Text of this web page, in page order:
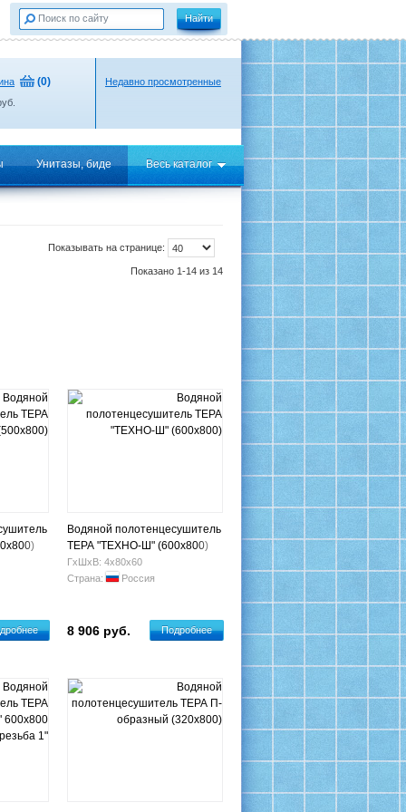
(0) Недавно просмотренные
Унитазы, биде Весь каталог
Показывать на странице:
Показано 1-14 из 14
Водяной полотенцесушитель
ТЕРА "ТЕХНО-Ш" (600х800)
ГхШхВ: 4х80х60
Страна:
Россия
8 906 руб. Подробнее